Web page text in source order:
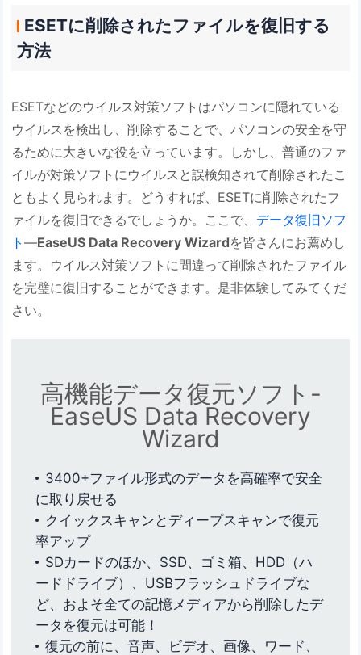
ESETに削除されたファイルを復旧する
方法
ESETなどのウイルス対策ソフトはパソコンに隠れている
ウイルスを検出し、削除することで、パソコンの安全を守
るために大きいな役を立っています。しかし、普通のファ
イルが対策ソフトにウイルスと誤検知されて削除されたこ
ともよく見られます。どうすれば、ESETに削除されたフ
ァイルを復旧できるでしょうか。ここで、 データ復旧ソフ
ト―EaseUS Data Recovery Wizardを皆さんにお薦めし
ます。ウイルス対策ソフトに間違って削除されたファイル
を完璧に復旧することができます。是非体験してみてくだ
さい。
高機能データ復元ソフト-
EaseUS Data Recovery
Wizard
3400+ファイル形式のデータを高確率で安全
に取り戻せる
クイックスキャンとディープスキャンで復元
率アップ
SDカードのほか、SSD、ゴミ箱、HDD（ハ
ードドライブ）、USBフラッシュドライブな
ど、およそ全ての記憶メディアから削除したデ
ータを復元は可能！
復元の前に、音声、ビデオ、画像、ワード、